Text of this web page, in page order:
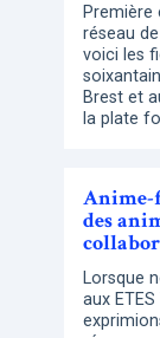
Première
réseau
voici les
Brest et
la plate
Anime-
des
Lorsque
aux